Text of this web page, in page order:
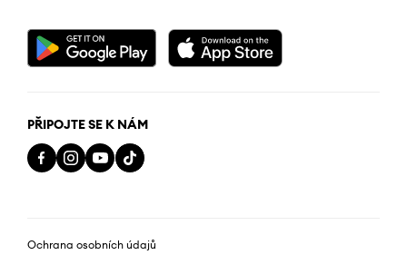
PŘIPOJTE SE K NÁM
Ochrana osobních údajů